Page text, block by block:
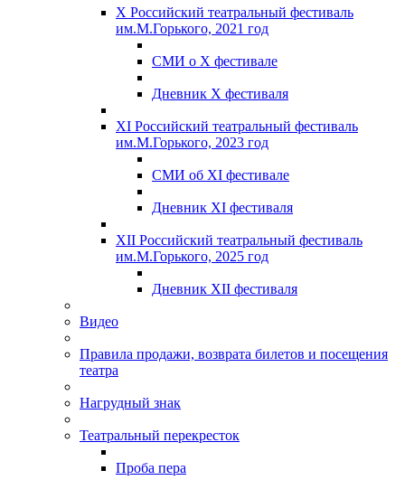
X Российский театральный фестиваль
им.М.Горького, 2021 год
СМИ о X фестивале
Дневник X фестиваля
XI Российский театральный фестиваль
им.М.Горького, 2023 год
СМИ об XI фестивале
Дневник XI фестиваля
XII Российский театральный фестиваль
им.М.Горького, 2025 год
Дневник XII фестиваля
Видео
Правила продажи, возврата билетов и посещения
театра
Нагрудный знак
Театральный перекресток
Проба пера